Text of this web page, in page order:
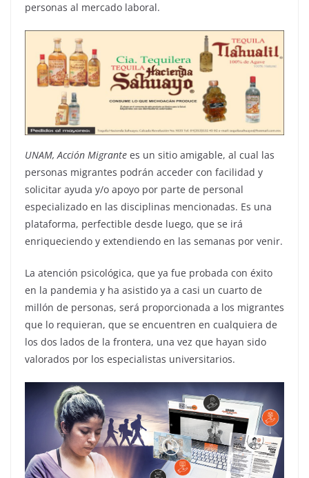
personas al mercado laboral.
UNAM, Acción Migrante es un sitio amigable, al cual las
personas migrantes podrán acceder con facilidad y
solicitar ayuda y/o apoyo por parte de personal
especializado en las disciplinas mencionadas. Es una
plataforma, perfectible desde luego, que se irá
enriqueciendo y extendiendo en las semanas por venir.
La atención psicológica, que ya fue probada con éxito
en la pandemia y ha asistido ya a casi un cuarto de
millón de personas, será proporcionada a los migrantes
que lo requieran, que se encuentren en cualquiera de
los dos lados de la frontera, una vez que hayan sido
valorados por los especialistas universitarios.